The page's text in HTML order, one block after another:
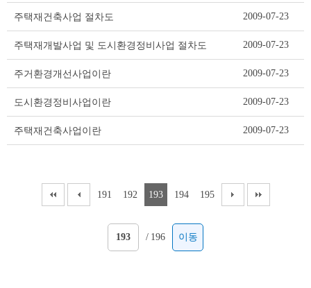
블주택재건축사업 절차도 2009-07-23
주택재개발사업 및 도시환경정비사업 절차도 2009-07-23
주거환경개선사업이란 2009-07-23
도시환경정비사업이란 2009-07-23
주택재건축사업이란 2009-07-23
191 192 193 194 195
/ 196 이동